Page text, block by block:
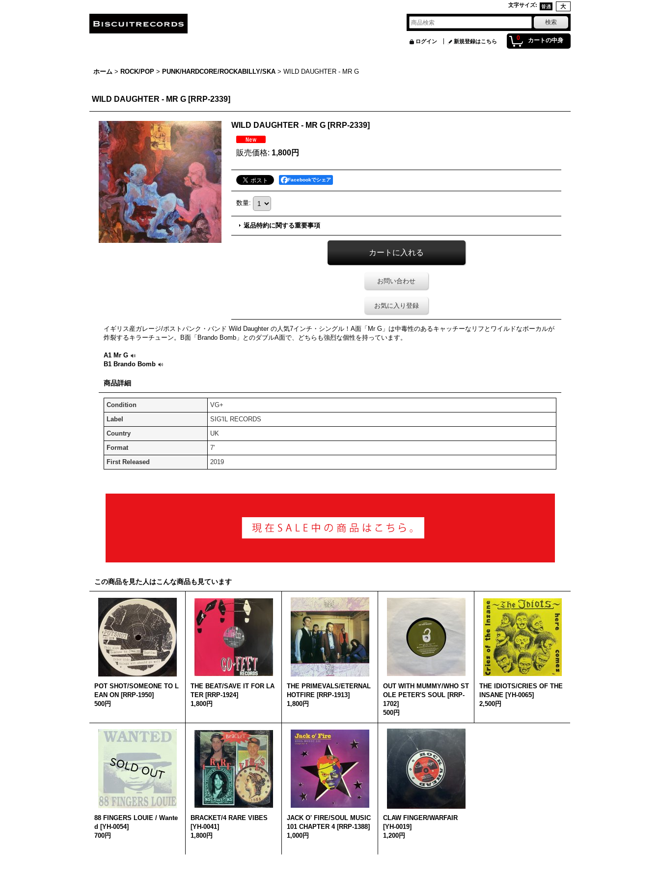
文字サイズ:
0 カートの中身
ログイン 新規登録はこちら
ホーム > ROCK/POP > PUNK/HARDCORE/ROCKABILLY/SKA > WILD DAUGHTER - MR G
WILD DAUGHTER - MR G [RRP-2339]
WILD DAUGHTER - MR G [RRP-2339]
販売価格: 1,800円
Facebookでシェア
数量:
返品特約に関する重要事項
お問い合わせ
お気に入り登録
イギリス産ガレージ/ポストパンク・バンド Wild Daughter の人気7インチ・シングル！A面「Mr G」は中毒性のあるキャッチーなリフとワイルドなボーカルが
炸裂するキラーチューン。B面「Brando Bomb」とのダブルA面で、どちらも強烈な個性を持っています。
A1 Mr G
B1 Brando Bomb
商品詳細
Condition
VG+
Label
SIG'IL RECORDS
Country
UK
Format
7'
First Released
2019
この商品を見た人はこんな商品も見ています
POT SHOT/SOMEONE TO L
EAN ON [RRP-1950]
500円
THE BEAT/SAVE IT FOR LA
TER [RRP-1924]
1,800円
THE PRIMEVALS/ETERNAL
HOTFIRE [RRP-1913]
1,800円
OUT WITH MUMMY/WHO ST
OLE PETER'S SOUL [RRP-
1702]
500円
THE IDIOTS/CRIES OF THE
INSANE [YH-0065]
2,500円
88 FINGERS LOUIE / Wante
d [YH-0054]
700円
BRACKET/4 RARE VIBES
[YH-0041]
1,800円
JACK O' FIRE/SOUL MUSIC
101 CHAPTER 4 [RRP-1388]
1,000円
CLAW FINGER/WARFAIR
[YH-0019]
1,200円